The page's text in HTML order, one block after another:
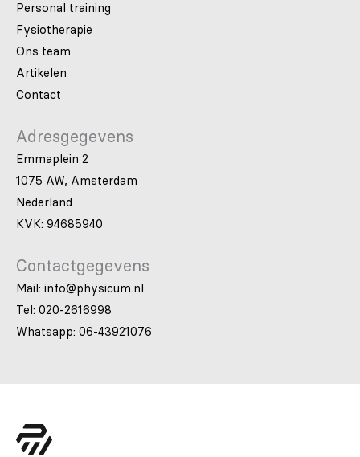
Personal training
Fysiotherapie
Ons team
Artikelen
Contact
Adresgegevens
Emmaplein 2
1075 AW, Amsterdam
Nederland
KVK: 94685940
Contactgegevens
Mail: info@physicum.nl
Tel: 020-2616998
Whatsapp: 06-43921076